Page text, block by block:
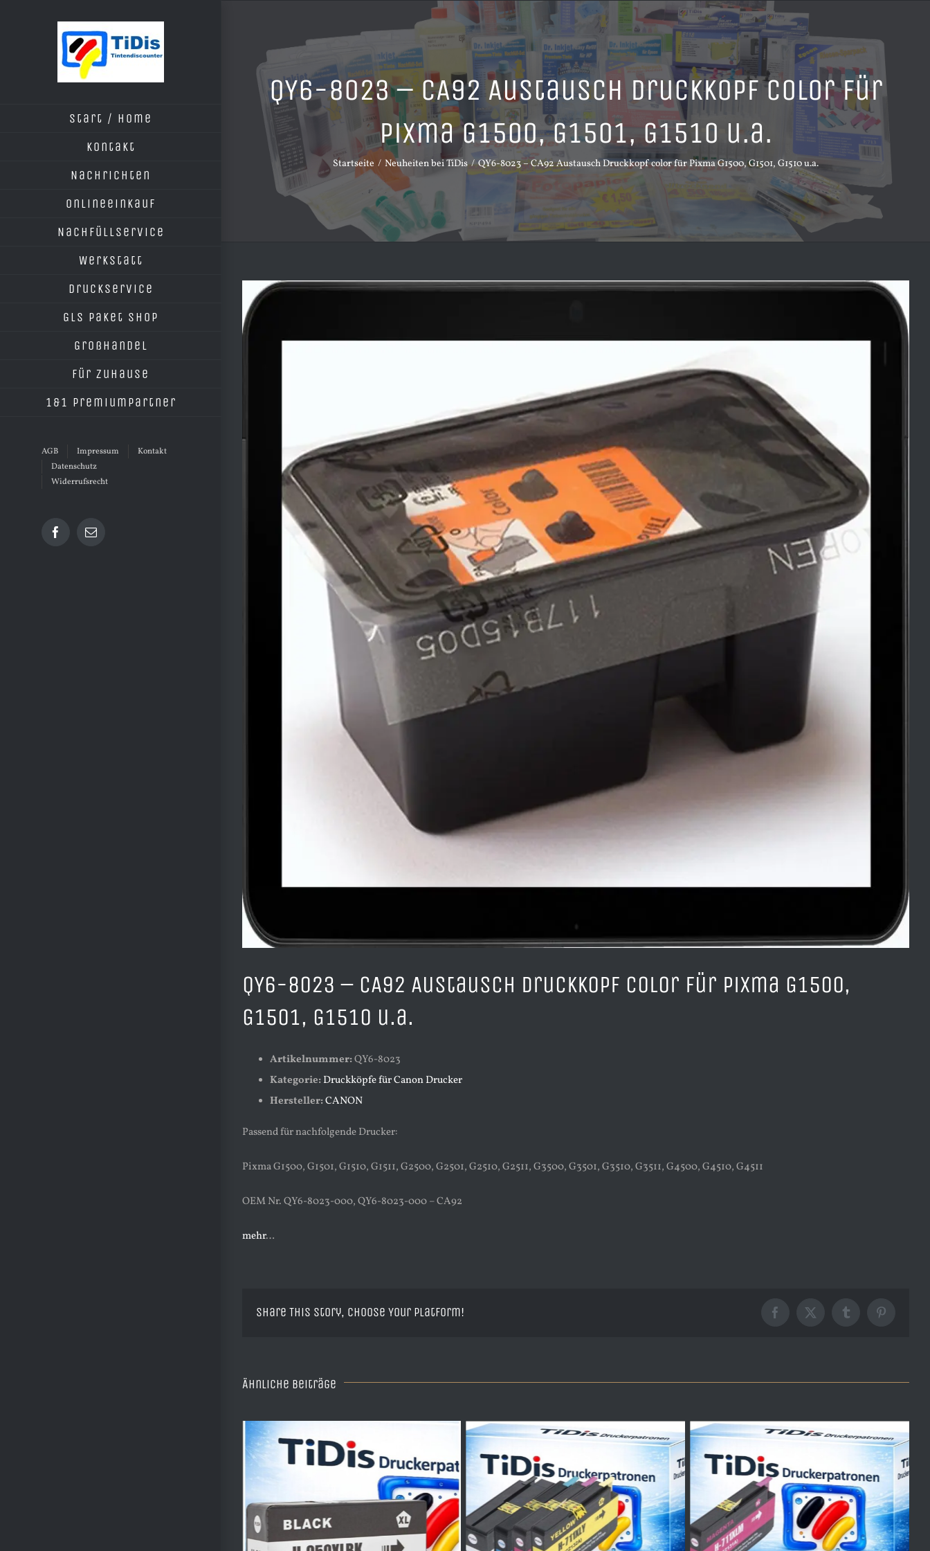
Start / Home
Kontakt
Nachrichten
Onlineeinkauf
Nachfüllservice
Werkstatt
Druckservice
GLS Paket Shop
Großhandel
Für Zuhause
1&1 Premiumpartner
AGB Impressum
Kontakt
Datenschutz
Widerrufsrecht
Facebook
E-
QY6-8023 – CA92 Austausch Druckkopf color für
Pixma G1500, G1501, G1510 u.a.
Startseite Neuheiten bei TiDis QY6-8023 – CA92 Austausch Druckkopf color für Pixma G1500, G1501, G1510 u.a.
Zeige
grösseres
Bild
QY6-8023 – CA92 Austausch Druckkopf color für Pixma G1500,
G1501, G1510 u.a.
Artikelnummer:QY6-8023
Kategorie:Druckköpfe für Canon Drucker
Hersteller:CANON
Passend für nachfolgende Drucker:
Pixma G1500, G1501, G1510, G1511, G2500, G2501, G2510, G2511, G3500, G3501, G3510, G3511, G4500, G4510, G4511
OEM Nr. QY6-8023-000, QY6-8023-000 – CA92
mehr…
Share This Story, Choose Your Platform! Facebook
X TumblrPinterest
Ähnliche Beiträge